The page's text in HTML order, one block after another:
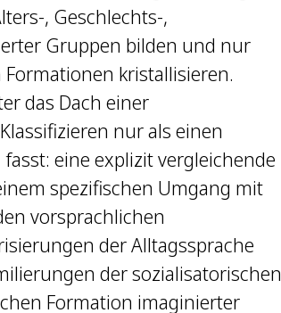
, Geschlechts-,
Gruppen bilden und nur
kristallisieren.
das Dach einer
nur als einen
eine explizit vergleichende
spezifischen Umgang mit
vorsprachlichen
der Alltagssprache
der sozialisatorischen
Formation imaginierter